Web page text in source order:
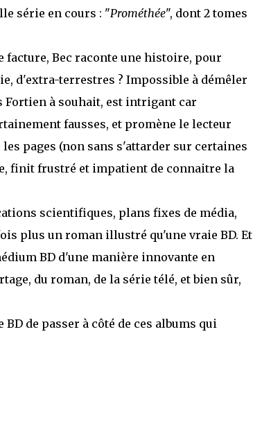
série en cours : "Prométhée", dont 2 tomes
Bec raconte une histoire, pour
d'extra-terrestres ? Impossible à démêler
Fortien à souhait, est intrigant car
fausses, et promène le lecteur
pages (non sans s'attarder sur certaines
finit frustré et impatient de connaitre la
scientifiques, plans fixes de média,
plus un roman illustré qu'une vraie BD. Et
BD d'une manière innovante en
du roman, de la série télé, et bien sûr,
de passer à côté de ces albums qui